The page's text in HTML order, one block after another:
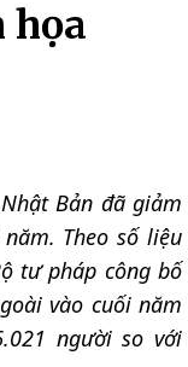
họa
Bản đã giảm
Theo số liệu
tư pháp công bố
vào cuối năm
người so với